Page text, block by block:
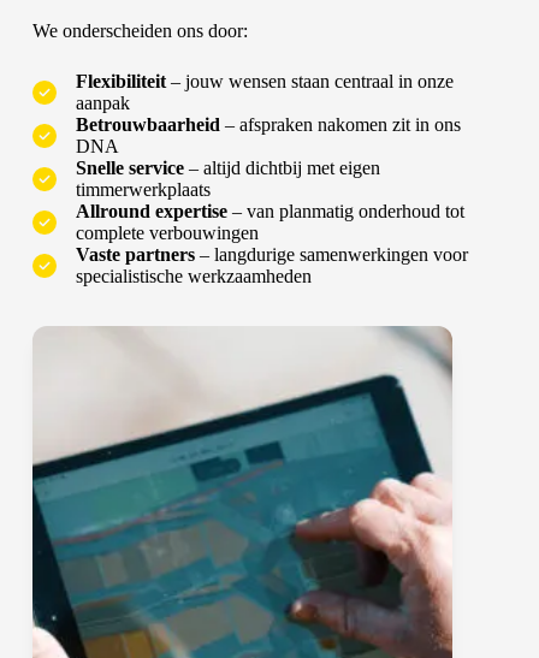
We onderscheiden ons door:
Flexibiliteit– jouw wensen staan centraal in onze
aanpak
Betrouwbaarheid – afspraken nakomen zit in ons
DNA
Snelle service– altijd dichtbij met eigen
timmerwerkplaats
Allround expertise– van planmatig onderhoud tot
complete verbouwingen
Vaste partners– langdurige samenwerkingen voor
specialistische werkzaamheden